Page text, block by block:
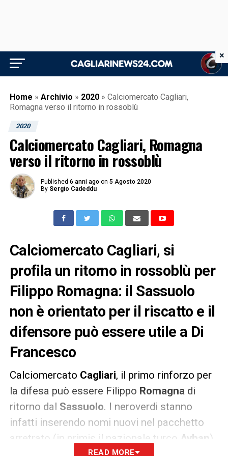
Home » Archivio » 2020 » Calciomercato Cagliari,
Romagna verso il ritorno in rossoblù
2020
Calciomercato Cagliari, Romagna
verso il ritorno in rossoblù
Published 6 anni ago on 5 Agosto 2020
By Sergio Cadeddu
Calciomercato Cagliari, si
profila un ritorno in rossoblù per
Filippo Romagna: il Sassuolo
non è orientato per il riscatto e il
difensore può essere utile a Di
Francesco
Calciomercato Cagliari, il primo rinforzo per
la difesa può essere Filippo Romagnadi
ritorno dal Sassuolo. I neroverdi stanno
infatti inserendo nomi nuovi nel pacchetto
arretrato (in primis il nazionale turco
Ayhan )
READ MORE
×